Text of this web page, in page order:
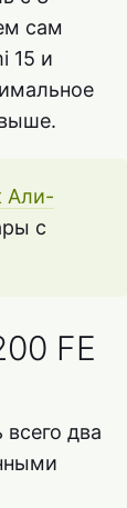
сам
15 и
Али-
с
FE
два